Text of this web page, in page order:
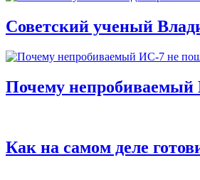
Советский ученый
Почему
Как на самом деле